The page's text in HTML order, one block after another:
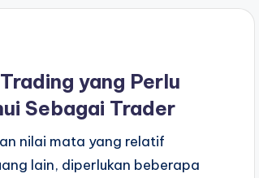
yang Perlu
Sebagai Trader
nilai mata yang relatif
lain, diperlukan beberapa